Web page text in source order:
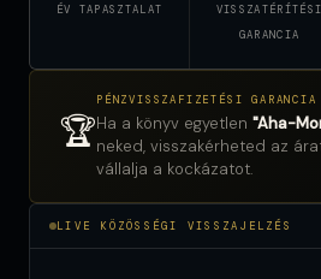
ÉV TAPASZTALAT
VISSZATÉRÍTÉSI
GARANCIA
🏆
PÉNZVISSZAFIZETÉSI GARANCIA
Ha a könyv egyetlen "Aha-
neked, visszakérheted az
vállalja a kockázatot.
LIVE KÖZÖSSÉGI VISSZAJELZÉS